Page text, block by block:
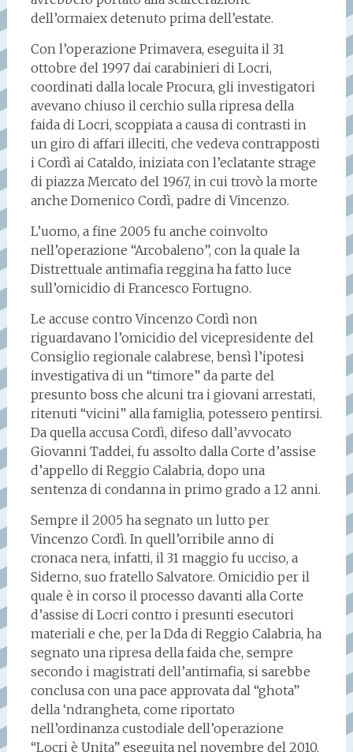
dell’ormaiex detenuto prima dell’estate.
Con l’operazione Primavera, eseguita il 31
ottobre del 1997 dai carabinieri di Locri,
coordinati dalla locale Procura, gli investigatori
avevano chiuso il cerchio sulla ripresa della
faida di Locri, scoppiata a causa di contrasti in
un giro di affari illeciti, che vedeva contrapposti
i Cordì ai Cataldo, iniziata con l’eclatante strage
di piazza Mercato del 1967, in cui trovò la morte
anche Domenico Cordì, padre di Vincenzo.
L’uomo, a fine 2005 fu anche coinvolto
nell’operazione “Arcobaleno”, con la quale la
Distrettuale antimafia reggina ha fatto luce
sull’omicidio di Francesco Fortugno.
Le accuse contro Vincenzo Cordì non
riguardavano l’omicidio del vicepresidente del
Consiglio regionale calabrese, bensì l’ipotesi
investigativa di un “timore” da parte del
presunto boss che alcuni tra i giovani arrestati,
ritenuti “vicini” alla famiglia, potessero pentirsi.
Da quella accusa Cordì, difeso dall’avvocato
Giovanni Taddei, fu assolto dalla Corte d’assise
d’appello di Reggio Calabria, dopo una
sentenza di condanna in primo grado a 12 anni.
Sempre il 2005 ha segnato un lutto per
Vincenzo Cordì. In quell’orribile anno di
cronaca nera, infatti, il 31 maggio fu ucciso, a
Siderno, suo fratello Salvatore. Omicidio per il
quale è in corso il processo davanti alla Corte
d’assise di Locri contro i presunti esecutori
materiali e che, per la Dda di Reggio Calabria, ha
segnato una ripresa della faida che, sempre
secondo i magistrati dell’antimafia, si sarebbe
conclusa con una pace approvata dal “ghota”
della ‘ndrangheta, come riportato
nell’ordinanza custodiale dell’operazione
“Locri è Unita” eseguita nel novembre del 2010.